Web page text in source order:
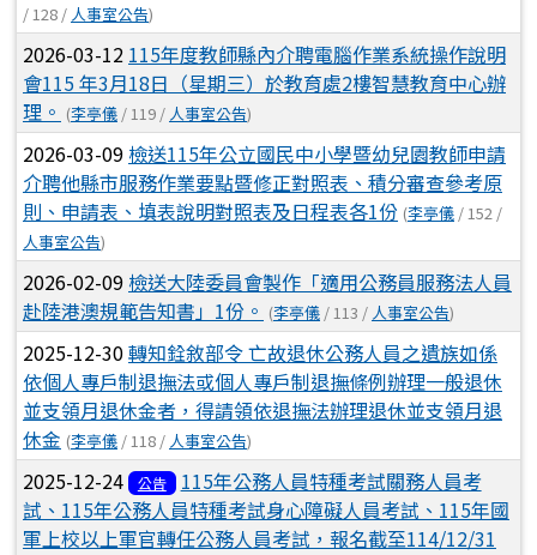
/ 128 / 人事室公告)
2026-03-12 115年度教師縣內介聘電腦作業系統操作說明
會115 年3月18日（星期三）於教育處2樓智慧教育中心辦
理。 (李亭儀 / 119 / 人事室公告)
2026-03-09檢送115年公立國民中小學暨幼兒園教師申請
介聘他縣市服務作業要點暨修正對照表、積分審查參考原
則、申請表、填表說明對照表及日程表各1份 (李亭儀 / 152 /
人事室公告)
2026-02-09檢送大陸委員會製作「適用公務員服務法人員
赴陸港澳規範告知書」1份。 (李亭儀 / 113 / 人事室公告)
2025-12-30轉知銓敘部令 亡故退休公務人員之遺族如係
依個人專戶制退撫法或個人專戶制退撫條例辦理一般退休
並支領月退休金者，得請領依退撫法辦理退休並支領月退
休金 (李亭儀 / 118 / 人事室公告)
2025-12-24 公告
115年公務人員特種考試關務人員考
試、115年公務人員特種考試身心障礙人員考試、115年國
軍上校以上軍官轉任公務人員考試，報名截至114/12/31